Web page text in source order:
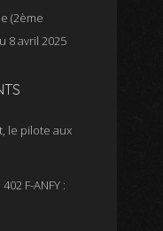
(2ème
8 avril 2025
le pilote aux
F-ANFY :